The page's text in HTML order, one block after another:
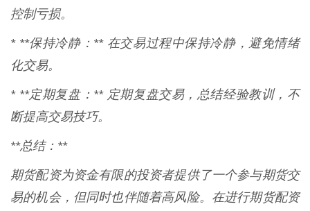
控制亏损。
* **保持冷静：** 在交易过程中保持冷静，避免情绪
化交易。
* **定期复盘：** 定期复盘交易，总结经验教训，不
断提高交易技巧。
**总结：**
期货配资为资金有限的投资者提供了一个参与期货交
易的机会，但同时也伴随着高风险。在进行期货配资